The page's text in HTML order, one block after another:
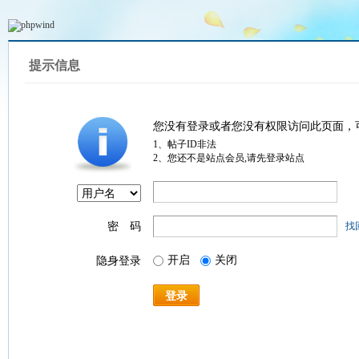
提示信息
您没有登录或者您没有权限访问此页面
1、帖子ID非法
2、您还不是站点会员,请先登录站点
密 码 找
隐身登录 开启 关闭
登录